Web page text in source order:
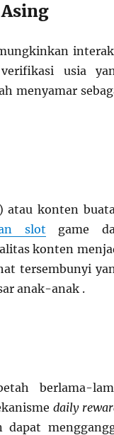
usia
menyamar
atau konten
slot game
konten
tersembunyi
anak-anak .
berlama-
daily